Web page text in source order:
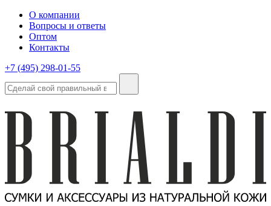
О компании
Вопросы и ответы
Оптом
Контакты
+7 (495) 298-01-55